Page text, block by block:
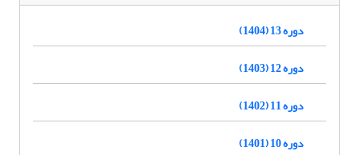
دوره 13 (1404)
دوره 12 (1403)
دوره 11 (1402)
دوره 10 (1401)